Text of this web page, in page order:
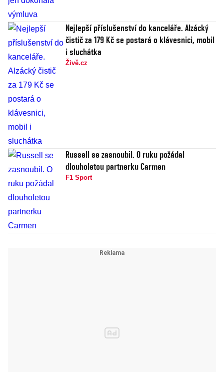
Nejlepší příslušenství do kanceláře. Alzácký
čistič za 179 Kč se postará o klávesnici, mobil
i sluchátka
Živě.cz
Russell se zasnoubil. O ruku požádal
dlouholetou partnerku Carmen
F1 Sport